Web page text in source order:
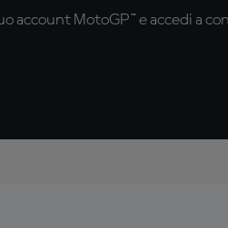
account MotoGP™ e accedi a